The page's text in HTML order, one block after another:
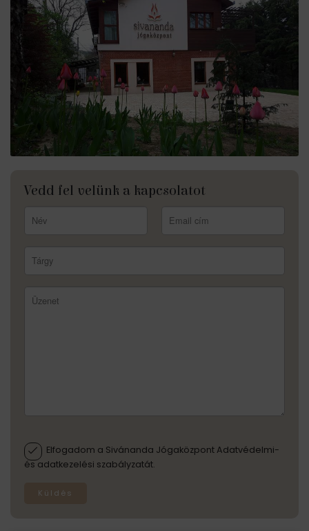
Vedd fel velünk a kapcsolatot
Elfogadom a Sivánanda Jógaközpont Adatvédelmi-
és adatkezelési szabályzatát.
Küldés